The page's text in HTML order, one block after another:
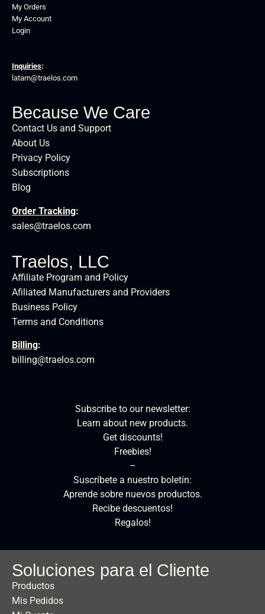
My Orders
My Account
Login
Inquiries:
latam@traelos.com
Because We Care
Contact Us and Support
About Us
Privacy Policy
Subscriptions
Blog
Order Tracking:
sales@traelos.com
Traelos, LLC
Affiliate Program and Policy
Afiliated Manufacturers and Providers
Business Policy
Terms and Conditions
Billing:
billing@traelos.com
Subscribe to our newsletter:
Learn about new products.
Get discounts!
Freebies!
–
Suscríbete a nuestro boletín:
Aprende sobre nuevos productos.
Recibe descuentos!
Regalos!
Soluciones para el Cliente
Productos
Mis Pedidos